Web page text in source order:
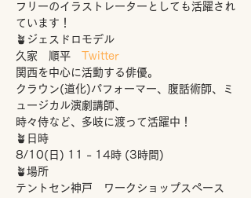
フリーのイラストレーターとしても活躍され
ています！
🪴ジェスドロモデル
久家　順平
Twitter
関西を中心に活動する俳優。
クラウン(道化)パフォーマー、腹話術師、ミ
ュージカル演劇講師、
時々侍など、多岐に渡って活躍中！
🪴日時
8/10(日) 11 - 14時 (3時間)
🪴場所
テントセン神戸　ワークショップスペース